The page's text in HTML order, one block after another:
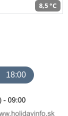
8,5 °C
18:00